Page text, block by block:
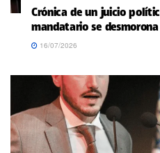
Crónica de un juicio
mandatario se desmorona
16/07/2026